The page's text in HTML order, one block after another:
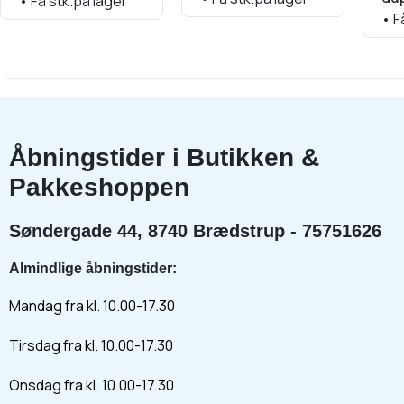
•
Åbningstider i Butikken &
Pakkeshoppen
Søndergade 44, 8740 Brædstrup - 75751626
Almindlige åbningstider:
Mandag fra kl. 10.00-17.30
Tirsdag fra kl. 10.00-17.30
Onsdag fra kl. 10.00-17.30